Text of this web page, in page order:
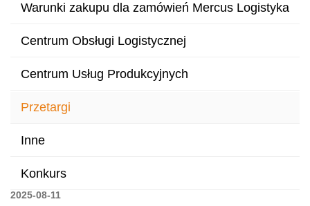
Warunki zakupu dla zamówień Mercus Logistyka
Centrum Obsługi Logistycznej
Centrum Usług Produkcyjnych
Przetargi
Inne
Konkurs
2025-08-11